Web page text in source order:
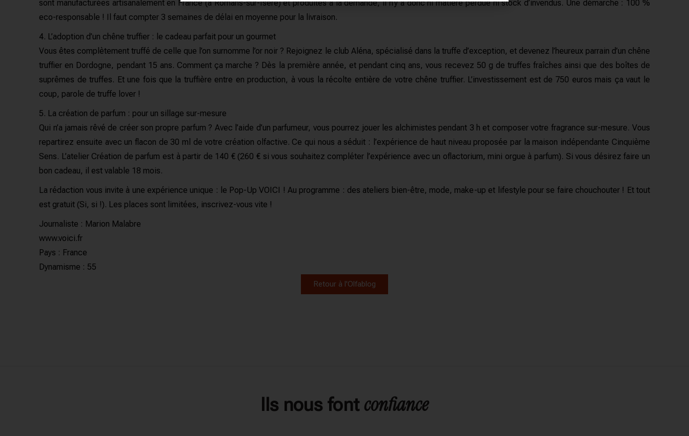
sont manufacturées artisanalement en France (à Romans-sur-Isère) et produites à la demande, il n’y a donc ni matière perdue ni stock d’invendus. Une démarche : 100 %
eco-responsable ! Il faut compter 3 semaines de délai en moyenne pour la livraison.
4. L’adoption d’un chêne truffier : le cadeau parfait pour un gourmet
Vous êtes complètement truffé de celle que l’on surnomme l’or noir ? Rejoignez le club Aléna, spécialisé dans la truffe d’exception, et devenez l’heureux parrain d’un chêne
truffier en Dordogne, pendant 15 ans. Comment ça marche ? Dès la première année, et pendant cinq ans, vous recevez 50 g de truffes fraîches ainsi que des boîtes de
suprêmes de truffes. Et une fois que la truffière entre en production, à vous la récolte entière de votre chêne truffier. L’investissement est de 750 euros mais ça vaut le
coup, parole de truffe lover !
5. La création de parfum : pour un sillage sur-mesure
Qui n’a jamais rêvé de créer son propre parfum ? Avec l’aide d’un parfumeur, vous pourrez jouer les alchimistes pendant 3 h et composer votre fragrance sur-mesure. Vous
repartirez ensuite avec un flacon de 30 ml de votre création olfactive. Ce qui nous a séduit : l’expérience de haut niveau proposée par la maison indépendante Cinquième
Sens. L’atelier Création de parfum est à partir de 140 € (260 € si vous souhaitez compléter l’expérience avec un oflactorium, mini orgue à parfum). Si vous désirez faire un
bon cadeau, il est valable 18 mois.
La rédaction vous invite à une expérience unique : le Pop-Up VOICI ! Au programme : des ateliers bien-être, mode, make-up et lifestyle pour se faire chouchouter ! Et tout
est gratuit (Si, si !). Les places sont limitées, inscrivez-vous vite !
Journaliste : Marion Malabre
www.voici.fr
Pays : France
Dynamisme : 55
Retour à l'Olfablog
Ils nous font confiance